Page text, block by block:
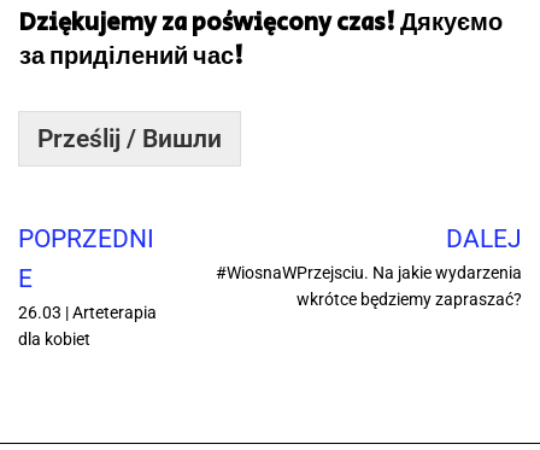
о
с
ь
Dziękujemy za poświęcony czas!Дякуємо
за приділений час!
Prześlij / Вишли
POPRZEDNI
E
26.03 | Arteterapia
dla kobiet
DALEJ
#WiosnaWPrzejsciu. Na jakie wydarzenia
wkrótce będziemy zapraszać?